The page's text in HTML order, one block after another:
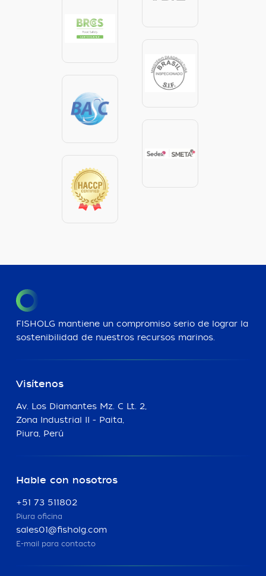
FISHOLG mantiene un compromiso serio de lograr la
sostenibilidad de nuestros recursos marinos.
Visítenos
Av. Los Diamantes Mz. C Lt. 2,
Zona Industrial II - Paita,
Piura, Perú
Hable con nosotros
+51 73 511802
Piura oficina
sales01@fisholg.com
E-mail para contacto